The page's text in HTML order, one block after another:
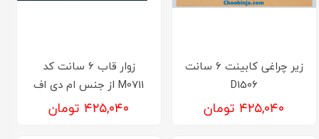
زیر چراغی کابینت 6 سانت
D1506
۴۲۵,۰۴۰ تومان
زوار قاب 6 سانت کد
M0711 از جنس ام دی اف
۴۲۵,۰۴۰ تومان